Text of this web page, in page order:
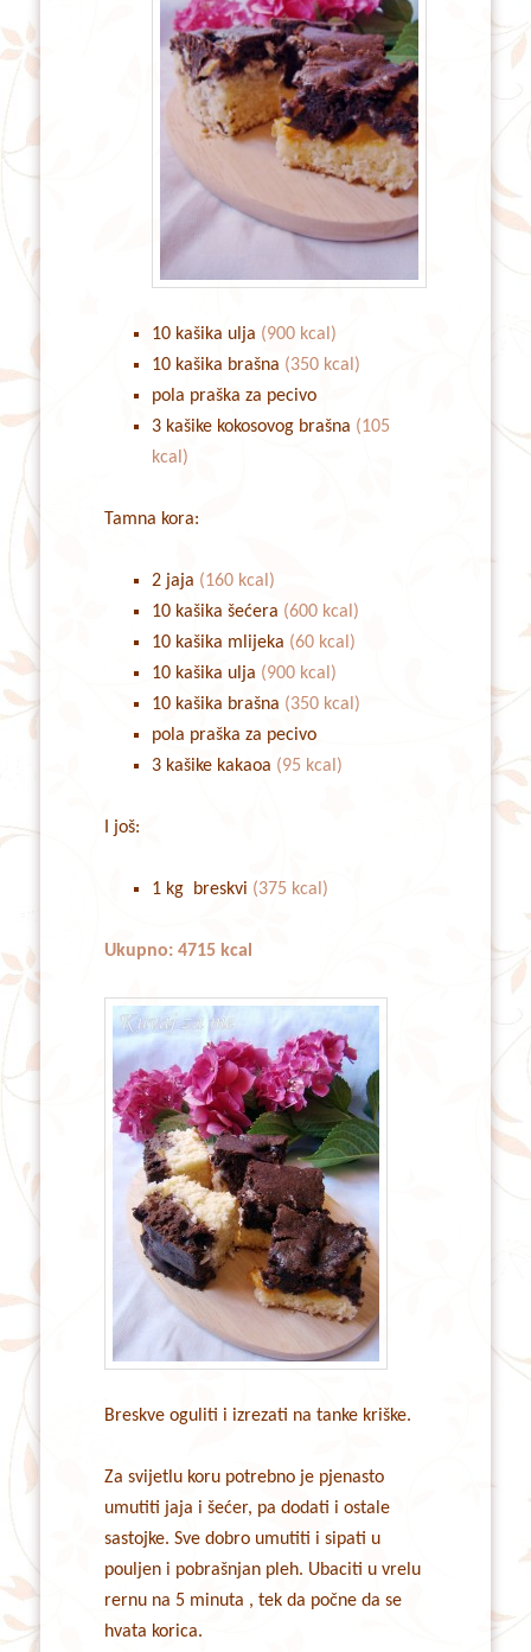
10 kašika ulja (900 kcal)
10 kašika brašna (350 kcal)
pola praška za pecivo
3 kašike kokosovog brašna (105
kcal)
Tamna kora:
2 jaja (160 kcal)
10 kašika šećera (600 kcal)
10 kašika mlijeka (60 kcal)
10 kašika ulja (900 kcal)
10 kašika brašna (350 kcal)
pola praška za pecivo
3 kašike kakaoa (95 kcal)
I još:
1 kg breskvi (375 kcal)
Ukupno: 4715 kcal
Breskve oguliti i izrezati na tanke kriške.
Za svijetlu koru potrebno je pjenasto
umutiti jaja i šećer, pa dodati i ostale
sastojke. Sve dobro umutiti i sipati u
pouljen i pobrašnjan pleh. Ubaciti u vrelu
rernu na 5 minuta , tek da počne da se
hvata korica.